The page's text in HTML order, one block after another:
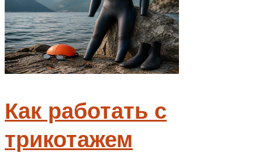
Как работать с
трикотажем